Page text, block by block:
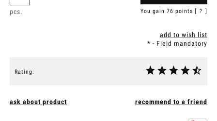
pcs. You gain 76 points [ ? ]
add to wish list
* - Field mandatory
Rating:
ask about product recommend to a friend